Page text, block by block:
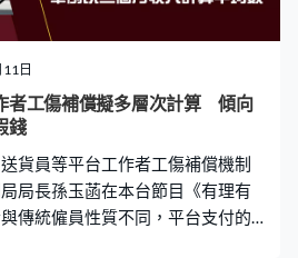
台公司名單，讓平台公司和工作
，至於罰則有部分或與《僱員補
「法律要求你在一個時間之內，
了傷，你要向勞工處呈報，我覺
現有的僱員補償條例是很類近。
是應該都參考的。」 孫玉菡說
日
者工傷補償擬多層次計算 傾向
錢
貨員等平台工作者工傷補償機制
局長孫玉菡在本台節目《有理有
傳統僱員性質不同，平台支付的